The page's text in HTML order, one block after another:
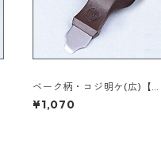
ベーク柄・コジ明ケ(広)【A
RT49310】
¥1,070